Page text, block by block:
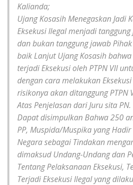
Kalianda;
Ujang Kosasih Menegaskan Jadi
Eksekusi Ilegal menjadi
dan bukan tanggung jawab
baik Lanjut Ujang Kosasih
terjadi Eksekusi oleh PTPN VII
dengan cara melakukan
risikonya akan ditanggung PTPN
Atas Penjelasan dari Juru sita
Dapat disimpulkan Bahwa 250
PP, Muspida/Muspika yang
Negara sebagai Tindakan
dimaksud Undang-Undang dan
Tentang Pelaksanaan Eksekusi,
Terjadi Eksekusi Ilegal yang